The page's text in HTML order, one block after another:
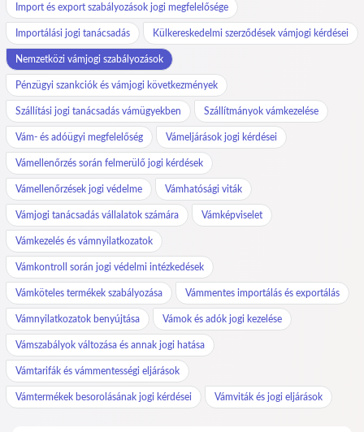
Import és export szabályozások jogi megfelelősége
Importálási jogi tanácsadás Külkereskedelmi szerződések vámjogi kérdései
Nemzetközi vámjogi szabályozások
Pénzügyi szankciók és vámjogi következmények
Szállítási jogi tanácsadás vámügyekben Szállítmányok vámkezelése
Vám- és adóügyi megfelelőség Vámeljárások jogi kérdései
Vámellenőrzés során felmerülő jogi kérdések
Vámellenőrzések jogi védelme Vámhatósági viták
Vámjogi tanácsadás vállalatok számára Vámképviselet
Vámkezelés és vámnyilatkozatok
Vámkontroll során jogi védelmi intézkedések
Vámköteles termékek szabályozása Vámmentes importálás és exportálás
Vámnyilatkozatok benyújtása Vámok és adók jogi kezelése
Vámszabályok változása és annak jogi hatása
Vámtarifák és vámmentességi eljárások
Vámtermékek besorolásának jogi kérdései Vámviták és jogi eljárások